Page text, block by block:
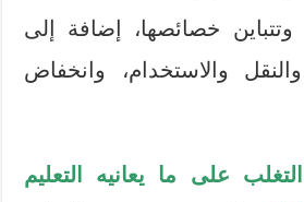
وتتباين خصائصها، إضافة إلى
والاستخدام، وانخفاض
على ما يعانيه التعليم